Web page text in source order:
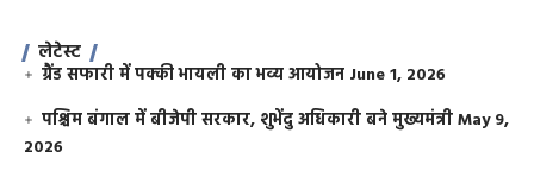
लेटेस्ट
ग्रैंड सफारी में पक्की भायली का भव्य आयोजन June 1, 2026
पश्चिम बंगाल में बीजेपी सरकार, शुभेंदु अधिकारी बने मुख्यमंत्रीMay 9,
2026